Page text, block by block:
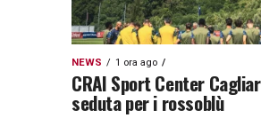
NEWS 1 ora ago
CRAI Sport Center
seduta per i rossoblù